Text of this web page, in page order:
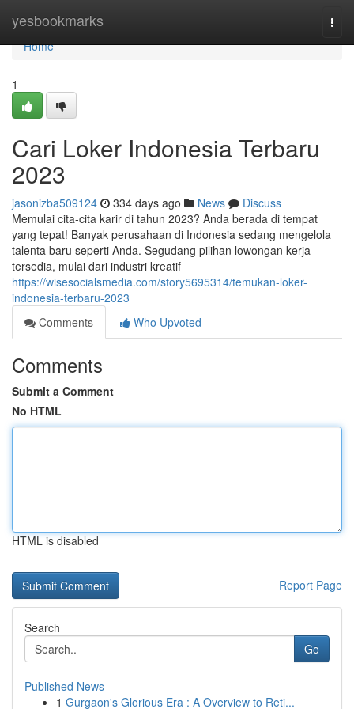
yesbookmarks
Home
Home
1
Cari Loker Indonesia Terbaru
2023
jasonizba509124 334 days ago News
Discuss
Memulai cita-cita karir di tahun 2023? Anda berada di tempat
yang tepat! Banyak perusahaan di Indonesia sedang mengelola
talenta baru seperti Anda. Segudang pilihan lowongan kerja
tersedia, mulai dari industri kreatif
https://wisesocialsmedia.com/story5695314/temukan-loker-
indonesia-terbaru-2023
Comments
Who Upvoted
Comments
Submit a Comment
No HTML
HTML is disabled
Report Page
Search
Go
Published News
1 Gurgaon's Glorious Era : A Overview to Reti...